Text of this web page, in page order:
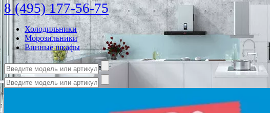
8 (495) 177-56-75
Холодильники
Морозильники
Винные шкафы